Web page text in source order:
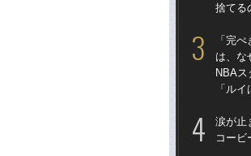
捨てる
「完
は、な
NBAス
「ル
涙が止
コービ